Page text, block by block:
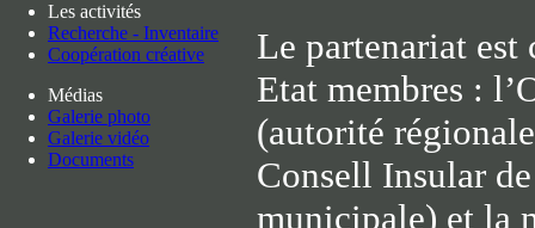
Les activités
Recherche - Inventaire
Coopération créative
Médias
Galerie photo
Galerie vidéo
Documents
Le partenariat
Etat membres :
(autorité
Consell Insular
municipale) et la